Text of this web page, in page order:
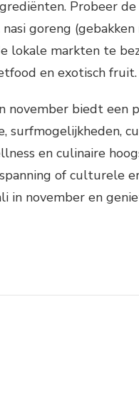
Probeer
nasi goreng
lokale markten te
en exotisch fruit.
november biedt een
surfmogelijkheden,
en culinaire
of culturele
in november en